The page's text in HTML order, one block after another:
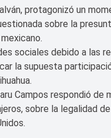
protagonizó un
sobre la
sociales debido a las
la supuesta
Campos respondió de
sobre la legalidad